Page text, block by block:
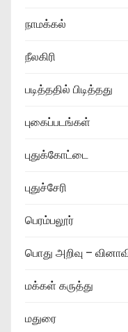
நாமக்கல்
நீலகிரி
படித்ததில் பிடித்தது
புகைப்படங்கள்
புதுக்கோட்டை
புதுச்சேரி
பெரம்பலூர்
பொது அறிவு –
மக்கள் கருத்து
மதுரை